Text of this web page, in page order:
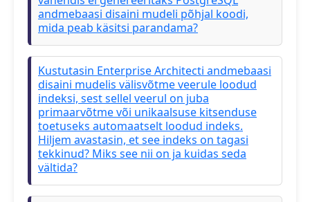
andmebaasi disaini mudeli põhjal koodi,
mida peab käsitsi parandama?
Kustutasin Enterprise Architecti andmebaasi
disaini mudelis välisvõtme veerule loodud
indeksi, sest sellel veerul on juba
primaarvõtme või unikaalsuse kitsenduse
toetuseks automaatselt loodud indeks.
Hiljem avastasin, et see indeks on tagasi
tekkinud? Miks see nii on ja kuidas seda
vältida?